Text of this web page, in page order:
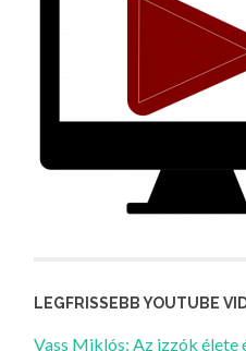
LEGFRISSEBB YOUTUBE
Vass Miklós: Az izzók élete